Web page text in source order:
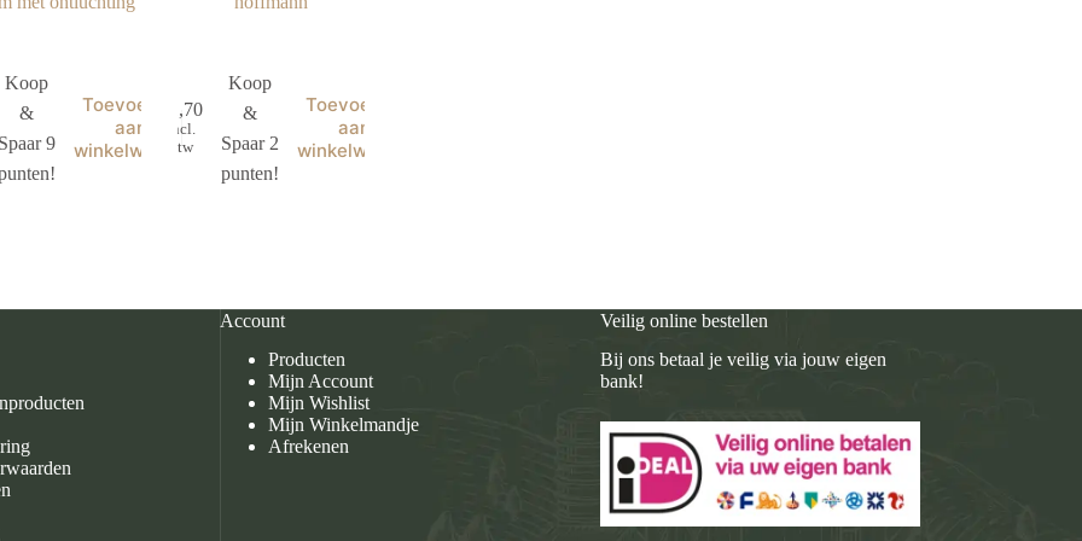
Koop
&
Spaar 9
Toevoegen
aan
winkelwagen
1,70
incl.
btw
Koop
&
Spaar 2
punten!
Toevoegen
aan
winkelwagen
Account
Producten
Mijn Account
Mijn Wishlist
Mijn Winkelmandje
Afrekenen
Veilig online bestellen
Bij ons betaal je veilig via jouw eigen
bank!